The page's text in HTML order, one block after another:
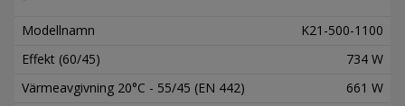
Modellnamn
K21-500-1100
Effekt (60/45)
734 W
Värmeavgivning 20°C - 55/45 (EN 442)
661 W